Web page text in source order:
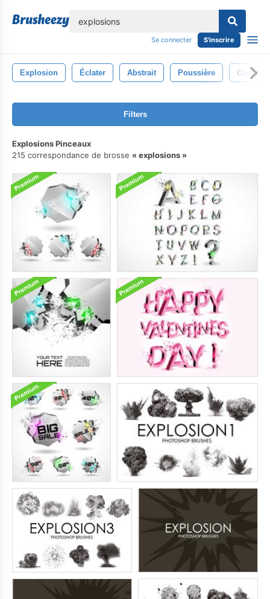
Se connecter S'inscrire
Explosion Éclater Abstrait Poussière Contexte
Filters
Explosions Pinceaux
215 correspondance de brosse
explosions